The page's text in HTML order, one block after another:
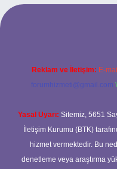
giriş
Reklam ve İletişim: E-
forumhizmeti@gmail.com
Yasal Uyarı: Sitemiz, 5651
İletişim Kurumu (BTK)
hizmet vermektedir. Bu
denetleme veya araştırma